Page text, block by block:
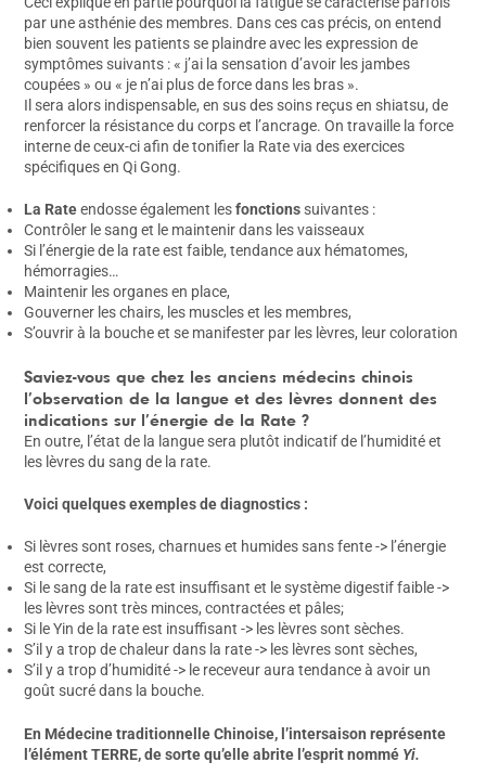
par une asthénie des membres. Dans ces cas précis, on entend
bien souvent les patients se plaindre avec les expression de
symptômes suivants : « j’ai la sensation d’avoir les jambes
coupées » ou « je n’ai plus de force dans les bras ».
Il sera alors indispensable, en sus des soins reçus en shiatsu, de
renforcer la résistance du corps et l’ancrage. On travaille la force
interne de ceux-ci afin de tonifier la Rate via des exercices
spécifiques en Qi Gong.
La Rateendosse également lesfonctions suivantes :
Contrôler le sang et le maintenir dans les vaisseaux
Si l’énergie de la rate est faible, tendance aux hématomes,
hémorragies…
Maintenir les organes en place,
Gouverner les chairs, les muscles et les membres,
S’ouvrir à la bouche et se manifester par les lèvres, leur coloration
Saviez-vous que chez les anciens médecins chinois
l’observation de la langue et des lèvres donnent des
indications sur l’énergie de la Rate ?
En outre, l’état de la langue sera plutôt indicatif de l’humidité et
les lèvres du sang de la rate.
Voici quelques exemples de diagnostics :
Si lèvres sont roses, charnues et humides sans fente -> l’énergie
est correcte,
Si le sang de la rate est insuffisant et le système digestif faible ->
les lèvres sont très minces, contractées et pâles;
Si le Yin de la rate est insuffisant -> les lèvres sont sèches.
S’il y a trop de chaleur dans la rate -> les lèvres sont sèches,
S’il y a trop d’humidité -> le receveur aura tendance à avoir un
goût sucré dans la bouche.
En Médecine traditionnelle Chinoise, l’intersaison représente
l’élément TERRE, de sorte qu’elle abrite l’esprit nommé Yi.